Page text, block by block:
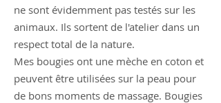
ne sont évidemment pas testés sur les
animaux. Ils sortent de l'atelier dans un
respect total de la nature.
Mes bougies ont une mèche en coton et
peuvent être utilisées sur la peau pour
de bons moments de massage. Bougies